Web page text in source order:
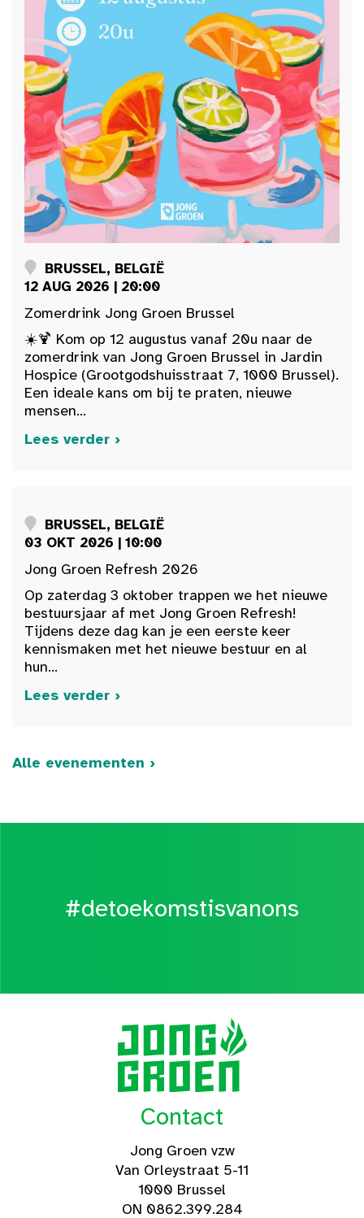
BRUSSEL, BELGIË
12 AUG 2026 | 20:00
Zomerdrink Jong Groen Brussel
☀️🍹 Kom op 12 augustus vanaf 20u naar de
zomerdrink van Jong Groen Brussel in Jardin
Hospice (Grootgodshuisstraat 7, 1000 Brussel).
Een ideale kans om bij te praten, nieuwe
mensen...
Lees verder ›
BRUSSEL, BELGIË
03 OKT 2026 | 10:00
Jong Groen Refresh 2026
Op zaterdag 3 oktober trappen we het nieuwe
bestuursjaar af met Jong Groen Refresh!
Tijdens deze dag kan je een eerste keer
kennismaken met het nieuwe bestuur en al
hun...
Lees verder ›
Alle evenementen ›
#detoekomstisvanons
Contact
Jong Groen vzw
Van Orleystraat 5-11
1000 Brussel
ON 0862.399.284